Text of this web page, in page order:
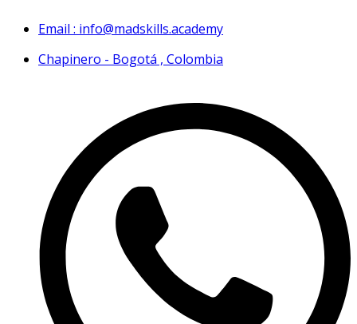
Email : info@madskills.academy
Chapinero - Bogotá , Colombia